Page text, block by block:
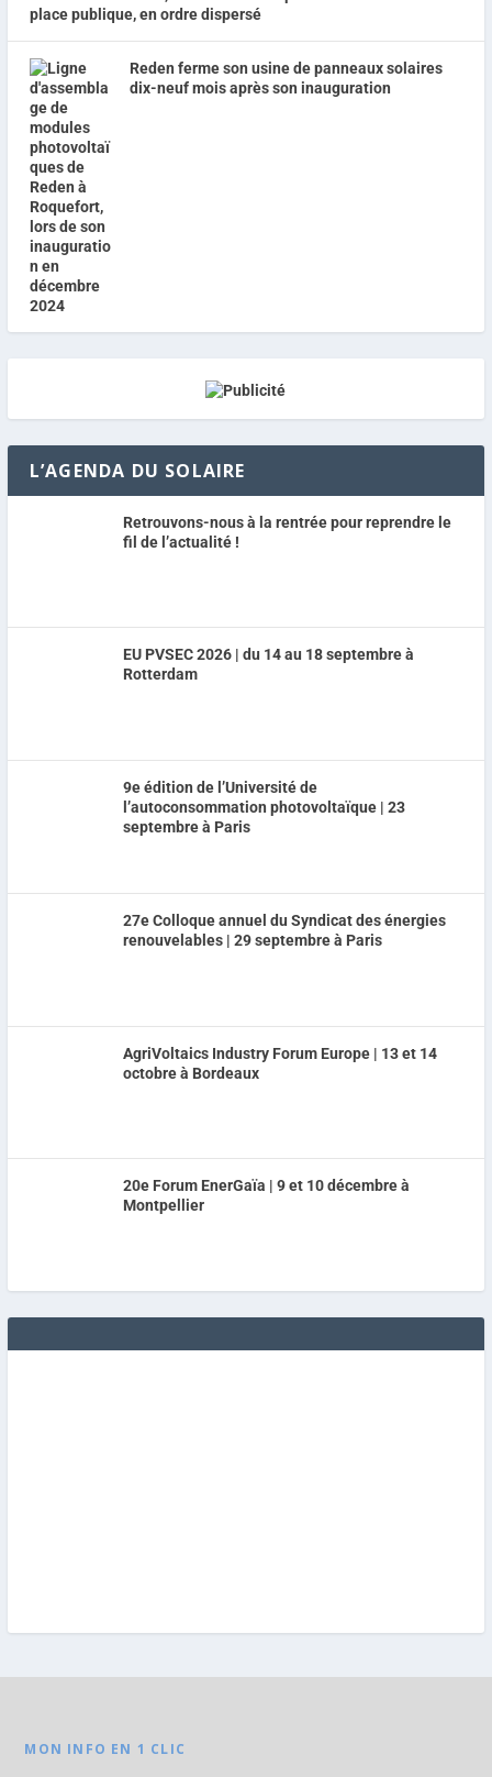
place publique, en ordre dispersé
Reden ferme son usine de panneaux solaires
dix-neuf mois après son inauguration
L’AGENDA DU SOLAIRE
Retrouvons-nous à la rentrée pour reprendre le
fil de l’actualité !
EU PVSEC 2026 | du 14 au 18 septembre à
Rotterdam
9e édition de l’Université de
l’autoconsommation photovoltaïque | 23
septembre à Paris
27e Colloque annuel du Syndicat des énergies
renouvelables | 29 septembre à Paris
AgriVoltaics Industry Forum Europe | 13 et 14
octobre à Bordeaux
20e Forum EnerGaïa | 9 et 10 décembre à
Montpellier
MON INFO EN 1 CLIC